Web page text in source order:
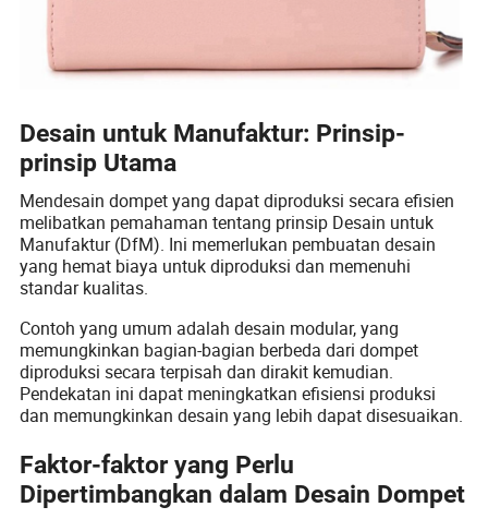
Desain untuk Manufaktur: Prinsip-
prinsip Utama
Mendesain dompet yang dapat diproduksi secara efisien
melibatkan pemahaman tentang prinsip Desain untuk
Manufaktur (DfM). Ini memerlukan pembuatan desain
yang hemat biaya untuk diproduksi dan memenuhi
standar kualitas.
Contoh yang umum adalah desain modular, yang
memungkinkan bagian-bagian berbeda dari dompet
diproduksi secara terpisah dan dirakit kemudian.
Pendekatan ini dapat meningkatkan efisiensi produksi
dan memungkinkan desain yang lebih dapat disesuaikan.
Faktor-faktor yang Perlu
Dipertimbangkan dalam Desain Dompet